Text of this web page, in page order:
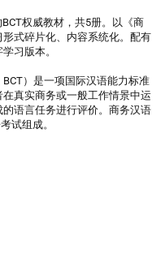
权威教材，共5册。以《商
式碎片化、内容系统化。配有
习版本。
）是一项国际汉语能力标准
真实商务或一般工作情景中运
语言任务进行评价。商务汉语
试组成。